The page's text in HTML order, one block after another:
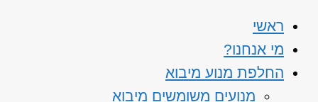
ראשי
מי אנחנו?
החלפת מנוע מיבוא
מנועים משומשים מיבוא